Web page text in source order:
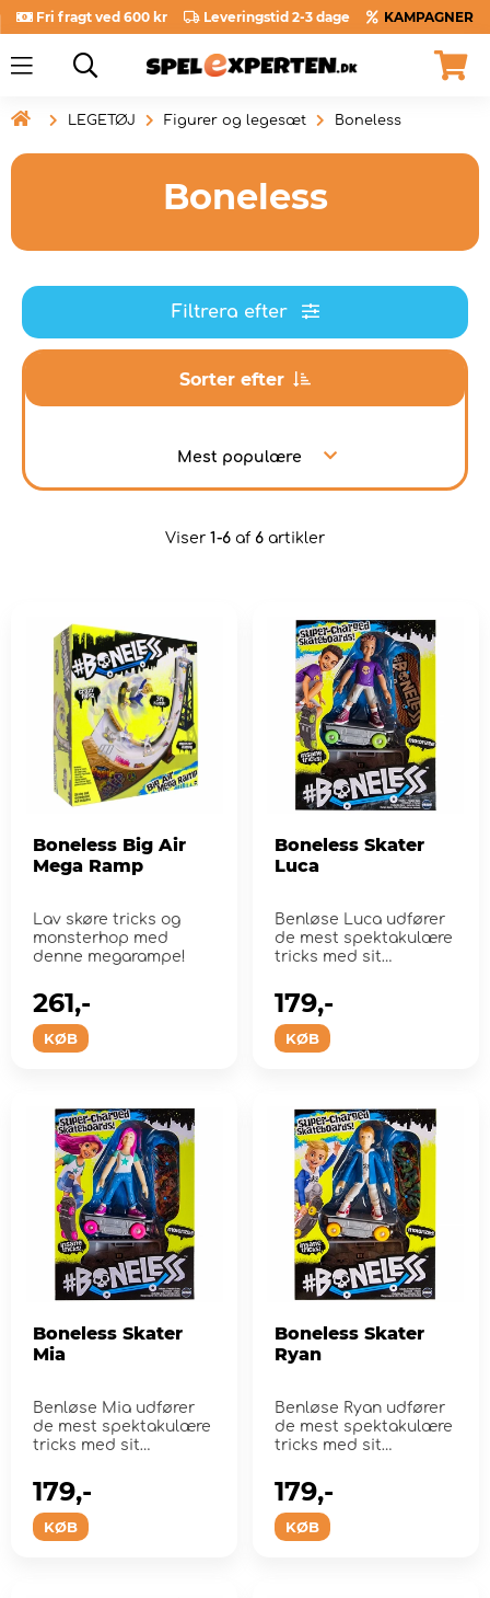
Fri fragt ved 600 kr Leveringstid 2-3 dage KAMPAGNER
 LEGETØJ Figurer og legesæt Boneless
Boneless
Filtrera efter
Sorter efter
Mest populære
Viser 1-6 af 6 artikler
Boneless Big Air
Mega Ramp
Lav skøre tricks og
monsterhop med
denne megarampe!
KØB
261,-
Boneless Skater
Luca
Benløse Luca udfører
de mest spektakulære
tricks med sit
KØB
179,-
Boneless Skater
Mia
Benløse Mia udfører
de mest spektakulære
tricks med sit
KØB
179,-
Boneless Skater
Ryan
Benløse Ryan udfører
de mest spektakulære
tricks med sit
KØB
179,-